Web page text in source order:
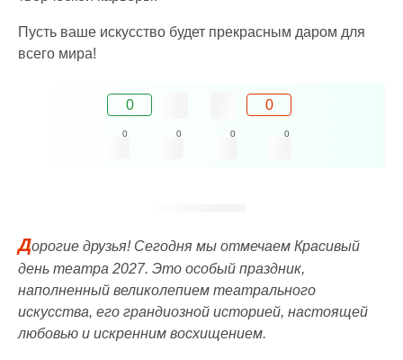
Пусть ваше искусство будет прекрасным даром для
всего мира!
0 0
0 0 0 0
Дорогие друзья! Сегодня мы отмечаем Красивый
день театра 2027. Это особый праздник,
наполненный великолепием театрального
искусства, его грандиозной историей, настоящей
любовью и искренним восхищением.